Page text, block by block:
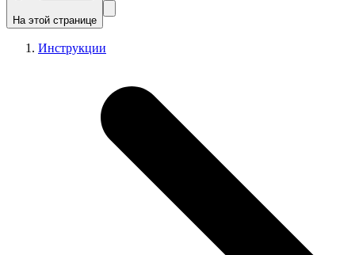
На этой странице
Инструкции